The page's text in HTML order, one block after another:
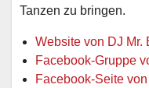
Tanzen zu bringen.
Website von DJ Mr.
Facebook-Gruppe
Facebook-Seite